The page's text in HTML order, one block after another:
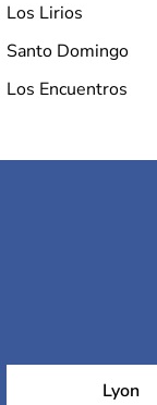
Los Lirios
Santo Domingo
Los Encuentros
Lyon